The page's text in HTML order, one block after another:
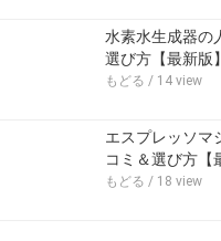
水素水生成器の
選び方【最新版】
もどる / 14 view
エスプレッソマ
コミ＆選び方【
もどる / 18 view